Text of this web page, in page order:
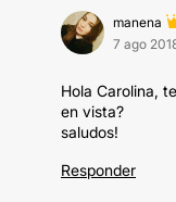
manena
7 ago
Hola Carolina,
en vista?
saludos!
Responder